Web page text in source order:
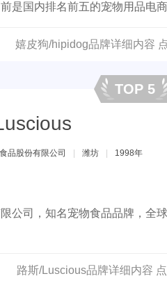
是国内排名前五的宠物用品电商
嬉皮狗/hipidog品牌详细内容
TOP 5
品股份有限公司 潍坊 1998年
公司，知名宠物食品品牌，全
路斯/Luscious品牌详细内容